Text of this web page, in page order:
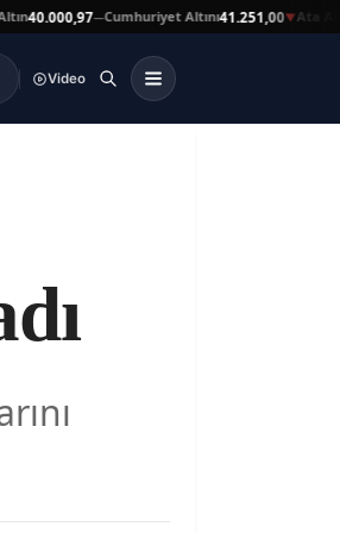
—Cumhuriyet Altını41.251,00▼ Ata Altın
Video